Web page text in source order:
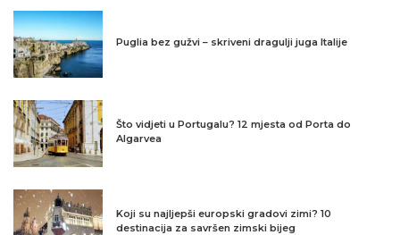
Puglia bez gužvi – skriveni dragulji juga Italije
Što vidjeti u Portugalu? 12 mjesta od Porta do
Algarvea
Koji su najljepši europski gradovi zimi? 10
destinacija za savršen zimski bijeg